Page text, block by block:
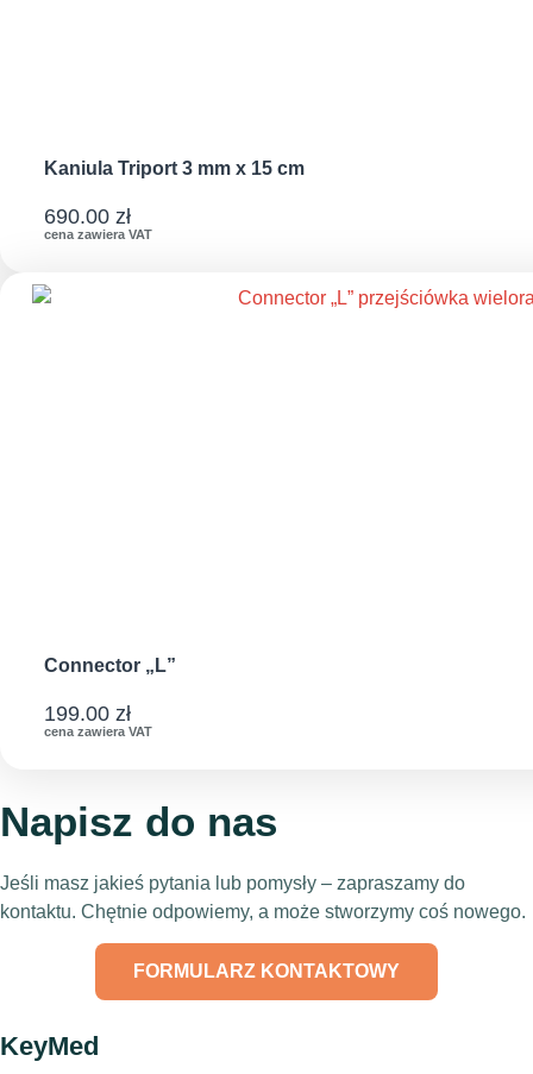
Kaniula Triport 3 mm x 15 cm
690.00 zł
cena zawiera VAT
Connector „L”
199.00 zł
cena zawiera VAT
Napisz do nas
Jeśli masz jakieś pytania lub pomysły – zapraszamy do
kontaktu. Chętnie odpowiemy, a może stworzymy coś nowego.
FORMULARZ KONTAKTOWY
KeyMed